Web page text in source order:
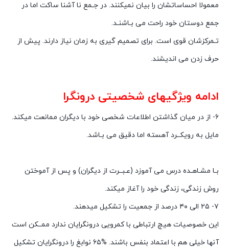
معمولا احساساتشان را بیان نمیکنند. در جـمع نا آشنا ساکت اما در
جمع دوستان خود راحت می بـاشنـد.
تـمرکزشان قوی است. برای تصمیم گیری به زمان نیاز دارند. پیش از
حرف زدن می اندیشند.
ادامه ویژگیهای شخصیتی درونگرا
۶- از در میان گذاشتن اطلاعات شخصی خود با دیگران ممانعت میکند.
مایل به رویکــرد آهسته اما دقیق می بـاشد.
بـا مشـاهـده درس می آموزد (عـبــرت از دیگران) و پس از آموختن
روش زندگی، زندگی خود را آغاز میکند.
۷- ۲۵ الی ۴۰ درصد از جمعیت را تشکیل میدهند.
این خصوصیات هیچ ارتباطی با کمرویی درونگرایان ندارد ممــکن است
آنها خیلی هم با اعتماد بنفس باشند. %۶۵ نوابغ را درونگرایان تشکیل